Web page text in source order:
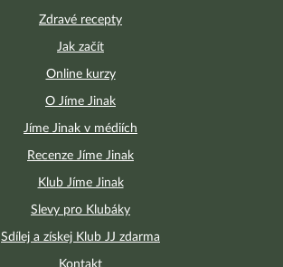
Zdravé recepty
Jak začít
Online kurzy
O Jíme Jinak
Jíme Jinak v médiích
Recenze Jíme Jinak
Klub Jíme Jinak
Slevy pro Klubáky
Sdílej a získej Klub JJ zdarma
Kontakt